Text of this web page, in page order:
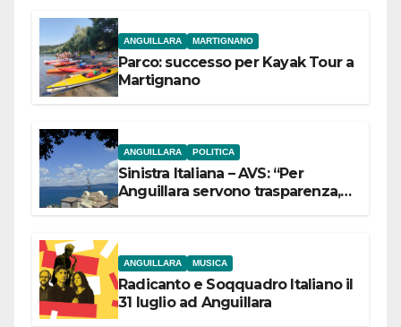
ANGUILLARA MARTIGNANO
Parco: successo per Kayak Tour a
Martignano
ANGUILLARA POLITICA
Sinistra Italiana – AVS: “Per
Anguillara servono trasparenza,
ANGUILLARA MUSICA
Radicanto e Soqquadro Italiano il
31 luglio ad Anguillara